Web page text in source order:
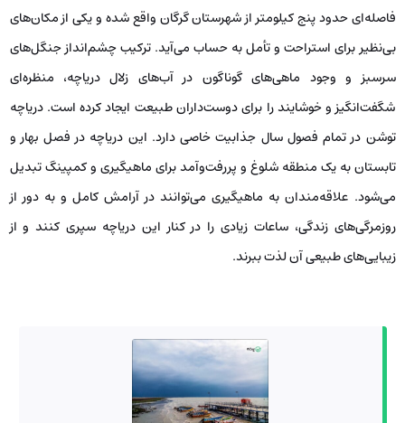
فاصله‌ای حدود پنج کیلومتر از شهرستان گرگان واقع شده و یکی از مکان‌های
بی‌نظیر برای استراحت و تأمل به حساب می‌آید. ترکیب چشم‌انداز جنگل‌های
سرسبز و وجود ماهی‌های گوناگون در آب‌های زلال دریاچه، منظره‌ای
شگفت‌انگیز و خوشایند را برای دوست‌داران طبیعت ایجاد کرده است. دریاچه
توشن در تمام فصول سال جذابیت خاصی دارد. این دریاچه در فصل بهار و
تابستان به یک منطقه شلوغ و پررفت‌وآمد برای ماهیگیری و کمپینگ تبدیل
می‌شود. علاقه‌مندان به ماهیگیری می‌توانند در آرامش کامل و به دور از
روزمرگی‌های زندگی، ساعات زیادی را در کنار این دریاچه سپری کنند و از
زیبایی‌های طبیعی آن لذت ببرند.